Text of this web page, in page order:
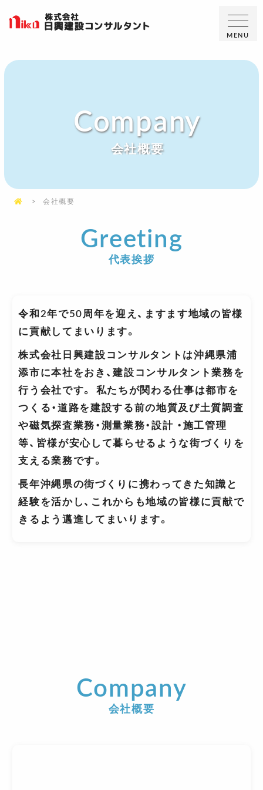
MENU
Company
会社概要
会社概要
Greeting
代表挨拶
令和2年で50周年を迎え、ますます地域の皆様
に貢献してまいります。
株式会社日興建設コンサルタントは沖縄県浦
添市に本社をおき、建設コンサルタント業務を
行う会社です。 私たちが関わる仕事は都市を
つくる・道路を建設する前の地質及び土質調査
や磁気探査業務・測量業務・設計 ・施工管理
等、皆様が安心して暮らせるような街づくりを
支える業務です。
長年沖縄県の街づくりに携わってきた知識と
経験を活かし、これからも地域の皆様に貢献で
きるよう邁進してまいります。
Company
会社概要